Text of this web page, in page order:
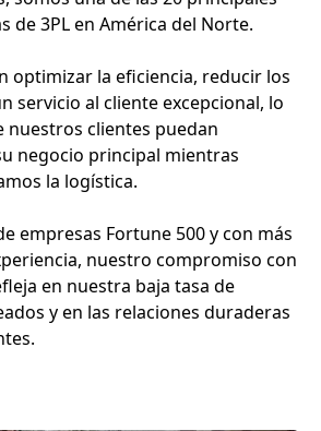
de 3PL en América del Norte.
optimizar la eficiencia, reducir los
servicio al cliente excepcional, lo
nuestros clientes puedan
negocio principal mientras
la logística.
empresas Fortune 500 y con más
nuestro compromiso con
en nuestra baja tasa de
y en las relaciones duraderas